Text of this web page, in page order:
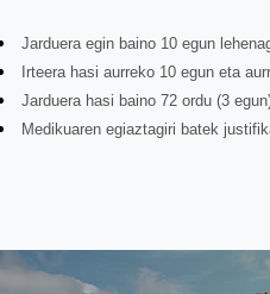
Jarduera egin baino 10 egun
Irteera hasi aurreko 10 egun eta
Jarduera hasi baino 72 ordu (3
Medikuaren egiaztagiri batek